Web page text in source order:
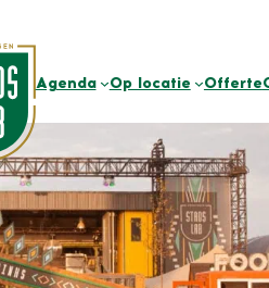
Agenda Op locatie Offerte